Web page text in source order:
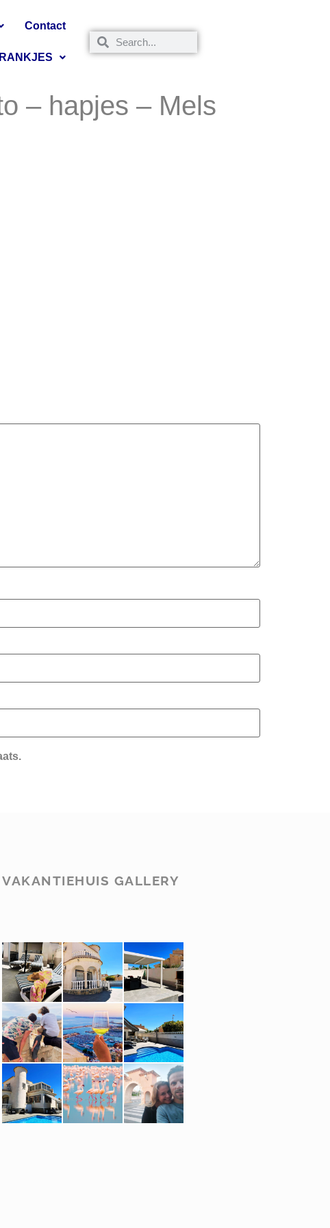
Contact
– hapjes – Mels
VAKANTIEHUIS GALLERY